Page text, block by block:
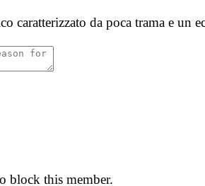
caratterizzato da poca trama e un
block this member.